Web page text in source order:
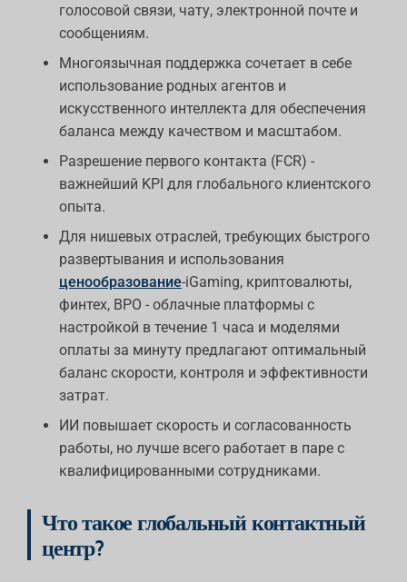
голосовой связи, чату, электронной почте и
сообщениям.
Многоязычная поддержка сочетает в себе
использование родных агентов и
искусственного интеллекта для обеспечения
баланса между качеством и масштабом.
Разрешение первого контакта (FCR) -
важнейший KPI для глобального клиентского
опыта.
Для нишевых отраслей, требующих быстрого
развертывания и использования
ценообразование-iGaming, криптовалюты,
финтех, BPO - облачные платформы с
настройкой в течение 1 часа и моделями
оплаты за минуту предлагают оптимальный
баланс скорости, контроля и эффективности
затрат.
ИИ повышает скорость и согласованность
работы, но лучше всего работает в паре с
квалифицированными сотрудниками.
Что такое глобальный контактный
центр?